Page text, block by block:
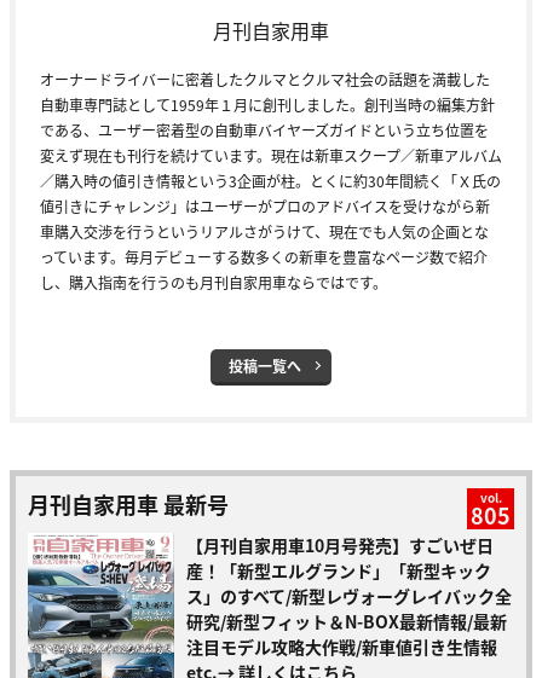
月刊自家用車
オーナードライバーに密着したクルマとクルマ社会の話題を満載した
自動車専門誌として1959年１月に創刊しました。創刊当時の編集方針
である、ユーザー密着型の自動車バイヤーズガイドという立ち位置を
変えず現在も刊行を続けています。現在は新車スクープ／新車アルバム
／購入時の値引き情報という3企画が柱。とくに約30年間続く「Ｘ氏の
値引きにチャレンジ」はユーザーがプロのアドバイスを受けながら新
車購入交渉を行うというリアルさがうけて、現在でも人気の企画とな
っています。毎月デビューする数多くの新車を豊富なページ数で紹介
し、購入指南を行うのも月刊自家用車ならではです。
投稿一覧へ
月刊自家用車 最新号 vol.
805
【月刊自家用車10月号発売】すごいぜ日
産！「新型エルグランド」「新型キック
ス」のすべて/新型レヴォーグレイバック全
研究/新型フィット＆N-BOX最新情報/最新
注目モデル攻略大作戦/新車値引き生情報
etc.→ 詳しくはこちら